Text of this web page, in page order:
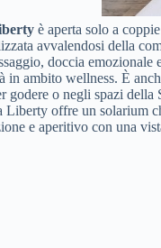
è aperta solo a
avvalendosi della
doccia
ambito wellness. È
godere o negli spazi
Liberty offre un solarium
e aperitivo con una